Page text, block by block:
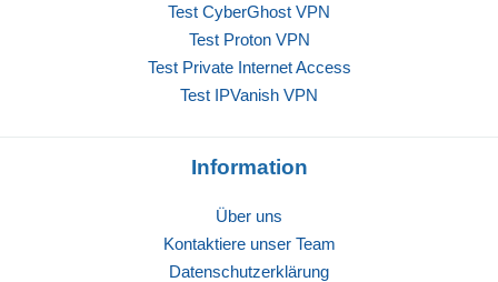
Test CyberGhost VPN
Test Proton VPN
Test Private Internet Access
Test IPVanish VPN
Information
Über uns
Kontaktiere unser Team
Datenschutzerklärung